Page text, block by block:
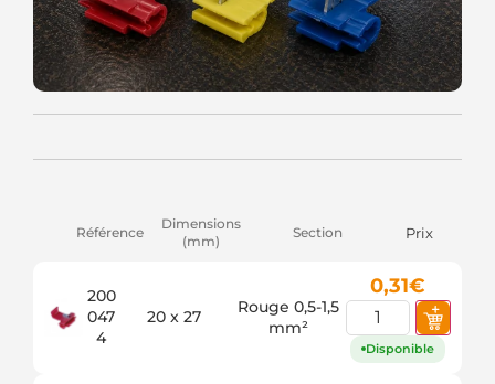
Référence
Dimensions
(mm)
Section Prix
200
047
4
20 x 27
Rouge 0,5-1,5
mm²
0,31€
Disponible